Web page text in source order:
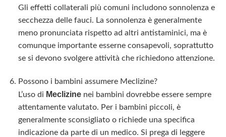
Gli effetti collaterali più comuni includono sonnolenza e
secchezza delle fauci. La sonnolenza è generalmente
meno pronunciata rispetto ad altri antistaminici, ma è
comunque importante esserne consapevoli, soprattutto
se si devono svolgere attività che richiedono attenzione.
Possono i bambini assumere Meclizine?
L’uso di Meclizinenei bambini dovrebbe essere sempre
attentamente valutato. Per i bambini piccoli, è
generalmente sconsigliato o richiede una specifica
indicazione da parte di un medico. Si prega di leggere